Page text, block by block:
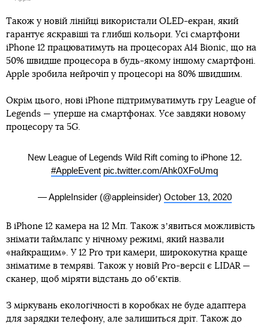
Також у новій лінійці використали OLED-екран, який
гарантує яскравіші та глибші кольори. Усі смартфони
iPhone 12 працюватимуть на процесорах A14 Bionic, що на
50% швидше процесора в будь-якому іншому смартфоні.
Apple зробила нейрочіп у процесорі на 80% швидшим.
Окрім цього, нові iPhone підтримуватимуть гру League of
Legends — уперше на смартфонах. Усе завдяки новому
процесору та 5G.
New League of Legends Wild Rift coming to iPhone 12.
#AppleEvent pic.twitter.com/Ahk0XFoUmq
— AppleInsider (@appleinsider) October 13, 2020
В iPhone 12 камера на 12 Мп. Також зʼявиться можливість
знімати таймлапс у нічному режимі, який назвали
«найкращим». У 12 Pro три камери, ширококутна краще
зніматиме в темряві. Також у новій Pro-версії є LIDAR —
сканер, щоб міряти відстань до обʼєктів.
З міркувань екологічності в коробках не буде адаптера
для зарядки телефону, але залишиться дріт. Також до